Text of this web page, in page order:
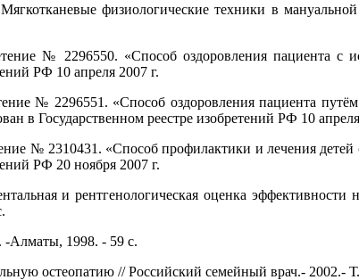
Мягкотканевые физиологические техники в
№ 2296550. «Способ оздоровления пациента с
РФ 10 апреля 2007 г.
№ 2296551. «Способ оздоровления пациента
в Государственном реестре изобретений РФ 10
№ 2310431. «Способ профилактики и лечения
РФ 20 ноября 2007 г.
и рентгенологическая оценка
-Алматы, 1998. - 59 с.
остеопатию // Российский семейный врач.- 2002.-